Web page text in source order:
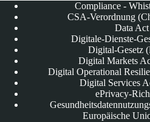
Compliance -
CSA-Verordnung
Data Act
Digitale-Dienste-
Digital-Gesetz
Digital Markets
Digital Operational
Digital Services
ePrivacy-
Europäische